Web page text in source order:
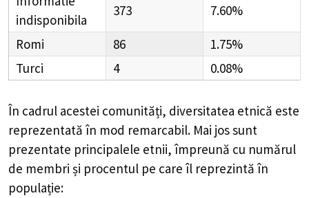
indisponibila
373 7.60%
Romi 86
1.75%
Turci
4 0.08%
În cadrul acestei comunități, diversitatea etnică este
reprezentată în mod remarcabil. Mai jos sunt
prezentate principalele etnii, împreună cu numărul
de membri și procentul pe care îl reprezintă în
populație: